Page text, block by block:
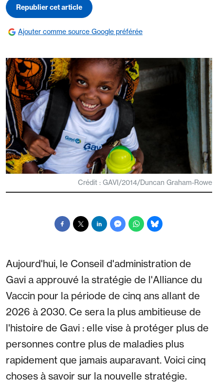
Republier cet article
Ajouter comme source Google préférée
Crédit : GAVI/2014/Duncan Graham-Rowe
Aujourd'hui, le Conseil d'administration de
Gavi a approuvé la stratégie de l'Alliance du
Vaccin pour la période de cinq ans allant de
2026 à 2030. Ce sera la plus ambitieuse de
l'histoire de Gavi : elle vise à protéger plus de
personnes contre plus de maladies plus
rapidement que jamais auparavant. Voici cinq
choses à savoir sur la nouvelle stratégie.